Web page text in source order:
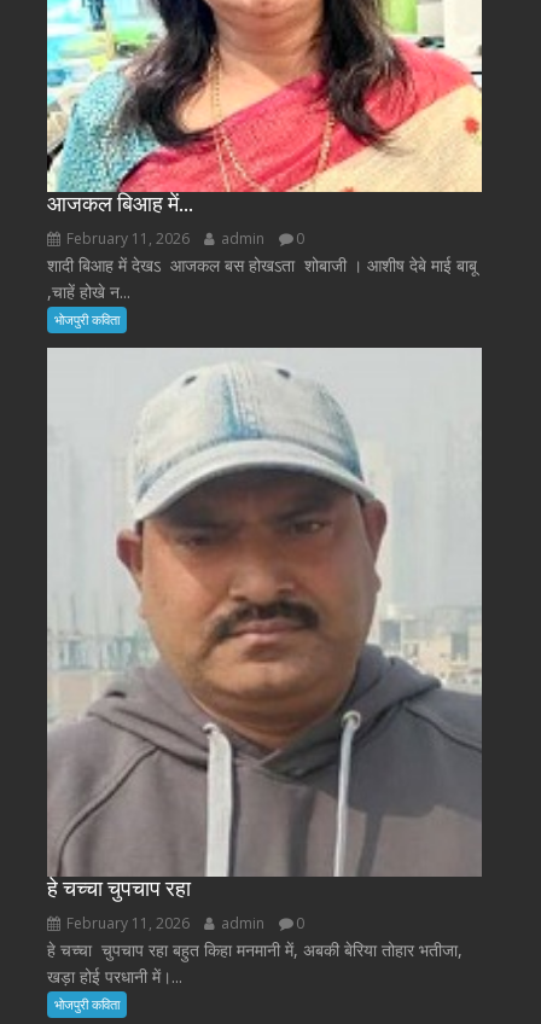
आजकल बिआह में…
February 11, 2026 admin 0
शादी बिआह में देखऽ आजकल बस होखऽता शोबाजी । आशीष देबे माई बाबू
,चाहें होखे न...
भोजपुरी कविता
हे चच्चा चुपचाप रहा
February 11, 2026 admin 0
हे चच्चा चुपचाप रहा बहुत किहा मनमानी में, अबकी बेरिया तोहार भतीजा,
खड़ा होई परधानी में।...
भोजपुरी कविता